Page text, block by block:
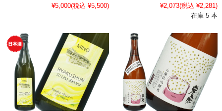
¥5,000(税込 ¥5,500)
¥2,073(税込 ¥2,281)
在庫 5 本